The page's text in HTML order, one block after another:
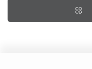
Доставка